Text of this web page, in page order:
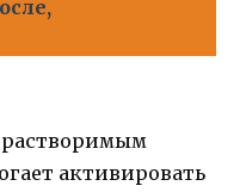
активировать